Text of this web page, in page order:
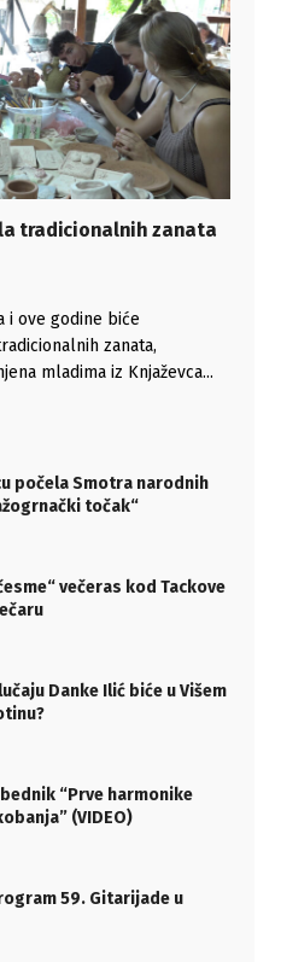
tradicionalnih zanata
i ove godine biće
zanata,
mladima iz Knjaževca...
počela Smotra narodnih
točak“
večeras kod Tackove
Danke Ilić biće u Višem
“Prve harmonike
(VIDEO)
59. Gitarijade u